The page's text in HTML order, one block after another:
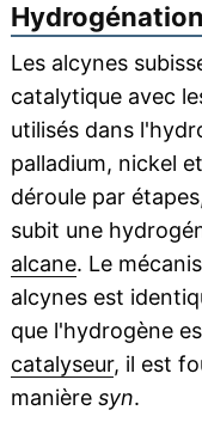
Hydrogénation
Les alcynes
catalytique avec
utilisés dans
palladium, nickel
déroule par
subit une
alcane. Le
alcynes est
que l'hydrogène
catalyseur, il est
manière syn.